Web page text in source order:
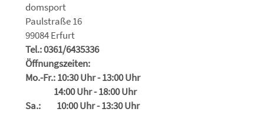
domsport
Paulstraße 16
99084 Erfurt
Tel.: 0361/6435336
Öffnungszeiten:
Mo.-Fr.: 10:30 Uhr - 13:00 Uhr
14:00 Uhr - 18:00 Uhr
Sa.: 10:00 Uhr - 13:30 Uhr